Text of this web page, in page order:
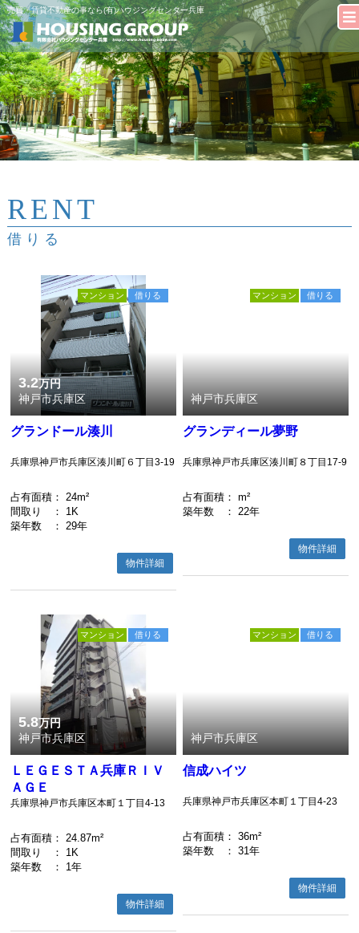
売買・賃貸不動産の事なら(有)ハウジングセンター兵庫
RENT
借りる
3.2万円
神戸市兵庫区
借りる
マンション
グランドール湊川
兵庫県神戸市兵庫区湊川町６丁目3-19
占有面積 ： 24m²
間取り
： 1K
築年数
： 29年
物件詳細
神戸市兵庫区
借りる
マンション
グランディール夢野
兵庫県神戸市兵庫区湊川町８丁目17-9
占有面積 ： m²
築年数
： 22年
物件詳細
5.8万円
神戸市兵庫区
借りる
マンション
ＬＥＧＥＳＴＡ兵庫ＲＩＶ
ＡＧＥ
兵庫県神戸市兵庫区本町１丁目4-13
占有面積 ： 24.87m²
間取り
： 1K
築年数
： 1年
物件詳細
神戸市兵庫区
借りる
マンション
信成ハイツ
兵庫県神戸市兵庫区本町１丁目4-23
占有面積 ： 36m²
築年数
： 31年
物件詳細